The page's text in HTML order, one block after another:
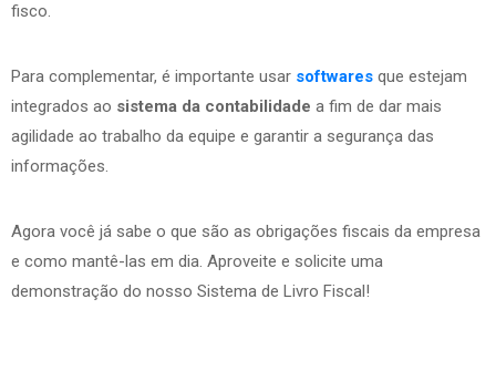
fisco.
Para complementar, é importante usar softwares que estejam
integrados ao sistema da contabilidade a fim de dar mais
agilidade ao trabalho da equipe e garantir a segurança das
informações.
Agora você já sabe o que são as obrigações fiscais da empresa
e como mantê-las em dia. Aproveite e solicite uma
demonstração do nosso Sistema de Livro Fiscal!